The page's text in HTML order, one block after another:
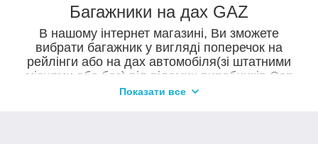
Багажники на дах GAZ
В нашому інтернет магазині, Ви зможете
вибрати багажник у вигляді поперечок на
рейлінги або на дах автомобіля(зі штатними
місцями або без) від відомих виробників Can
Otomotiv, Erkul, DesnaAvto.
Показати все